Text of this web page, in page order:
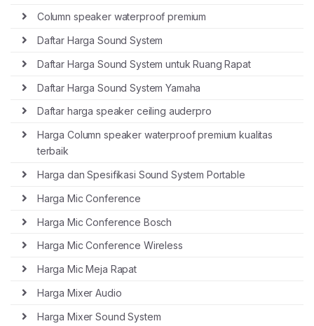
Column speaker waterproof premium
Daftar Harga Sound System
Daftar Harga Sound System untuk Ruang Rapat
Daftar Harga Sound System Yamaha
Daftar harga speaker ceiling auderpro
Harga Column speaker waterproof premium kualitas
terbaik
Harga dan Spesifikasi Sound System Portable
Harga Mic Conference
Harga Mic Conference Bosch
Harga Mic Conference Wireless
Harga Mic Meja Rapat
Harga Mixer Audio
Harga Mixer Sound System